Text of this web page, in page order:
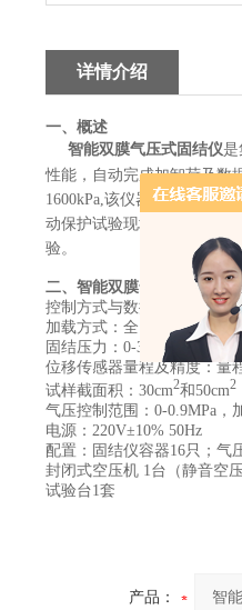
详情介绍
一、概述
智能双膜气压式固结仪是
性能，自动完成加卸荷及数
1600kPa,该仪器结构紧凑、
动保护试验现场和已经采集
验。
二、 智能双膜气压式固结仪
控制方式与数据采集
系统
加载方式： 全自动气压加载
固结压力： 0-3200kPa；相对
位移传感器量程及精度： 量
试样截面积： 30cm2和50cm2
气压控制范围： 0-0.9MPa ，
电源： 220V±10% 50Hz
配置： 固结仪容器16只；气
封闭式空压机 1台（静音空压
试验台1套
产品：